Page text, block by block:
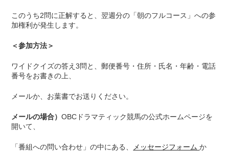
このうち2問に正解すると、翌週分の「朝のフルコース」への参
加権利が発生します。
＜参加方法＞
ワイドクイズの答え3問と、郵便番号・住所・氏名・年齢・電話
番号をお書きの上、
メールか、お葉書でお送りください。
メールの場合）OBCドラマティック競馬の公式ホームページを
開いて、
「番組への問い合わせ」の中にある、 メッセージフォームか